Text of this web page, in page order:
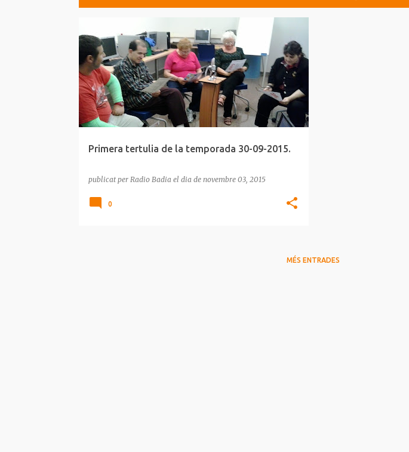
E
n
t
r
a
d
Primera tertulia de la temporada 30-09-2015.
publicat per Radio Badia el dia de novembre 03, 2015
0
MÉS ENTRADES